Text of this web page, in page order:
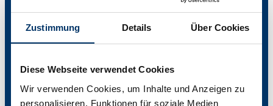
Zustimmung Details Über Cookies
Diese Webseite verwendet Cookies
Wir verwenden Cookies, um Inhalte und Anzeigen zu
personalisieren, Funktionen für soziale Medien
Geld tatsächlich immer weniger leisten können. Die
negativen Realzinsen lassen grüßen. Man fühlt sich
reicher, ist aber real ärmer. Muss die Europäische
Zentralbank daher die Zinsen noch weiter erhöhen, um
Und droht mit höheren Zinsen gar eine Rezession oder
Pleitewelle von Unternehmen, die auch den